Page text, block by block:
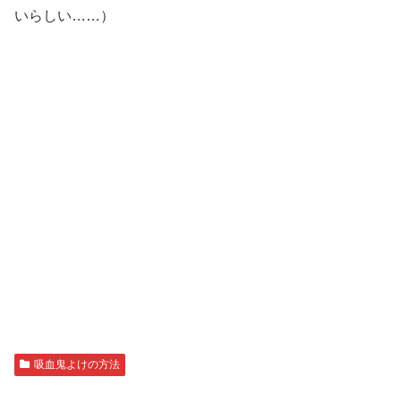
いらしい……）
吸血鬼よけの方法